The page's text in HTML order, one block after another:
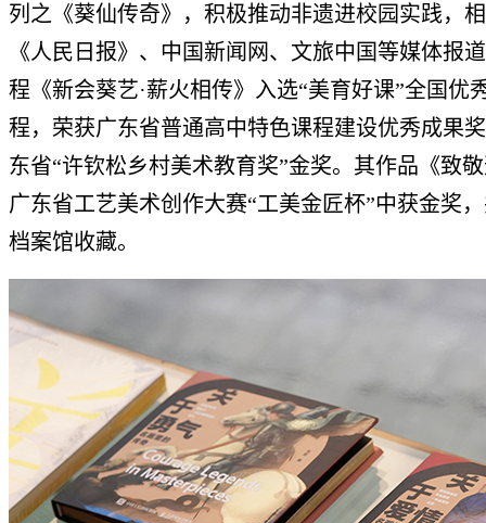
列之《葵仙传奇》，积极推动非遗进校园实践，
《人民日报》、中国新闻网、文旅中国等媒体报
程《新会葵艺·薪火相传》入选“美育好课”全国优
程，荣获广东省普通高中特色课程建设优秀成果
东省“许钦松乡村美术教育奖”金奖。其作品《致
广东省工艺美术创作大赛“工美金匠杯”中获金奖
档案馆收藏。